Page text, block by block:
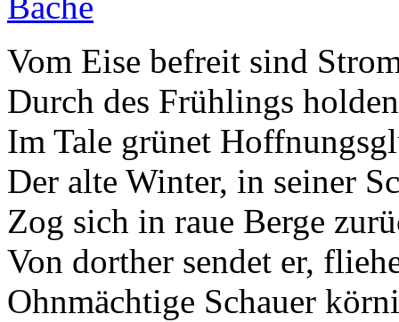
Vom Eise befreit sind
Durch des Frühlings
Im Tale grünet
Der alte Winter, in seiner
Zog sich in raue Berge
Von dorther sendet er,
Ohnmächtige Schauer